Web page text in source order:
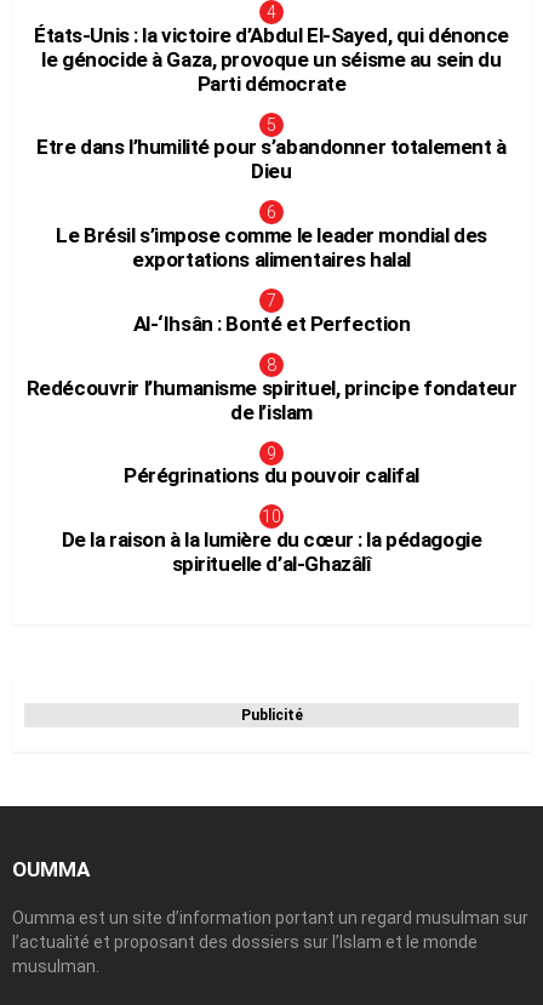
États-Unis : la victoire d’Abdul El-Sayed, qui dénonce
le génocide à Gaza, provoque un séisme au sein du
Parti démocrate
Etre dans l’humilité pour s’abandonner totalement à
Dieu
Le Brésil s’impose comme le leader mondial des
exportations alimentaires halal
Al-‘Ihsân : Bonté et Perfection
Redécouvrir l’humanisme spirituel, principe fondateur
de l’islam
Pérégrinations du pouvoir califal
De la raison à la lumière du cœur : la pédagogie
spirituelle d’al-Ghazâlî
Publicité
OUMMA
Oumma est un site d’information portant un regard musulman sur
l’actualité et proposant des dossiers sur l’Islam et le monde
musulman.